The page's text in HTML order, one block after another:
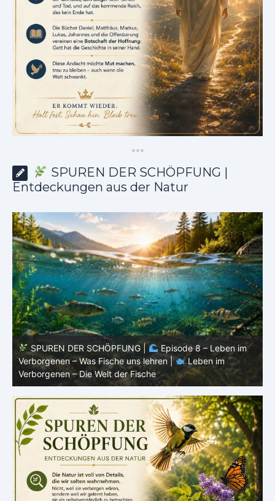
***
SPUREN DER SCHÖPFUNG |
Entdeckungen aus der Natur
SPUREN DER SCHÖPFUNG |
Episode 7: Leben im
Verborgenen – Warum Fische Fische bleiben |
Leben im
Verborgenen – Die Welt der Fische